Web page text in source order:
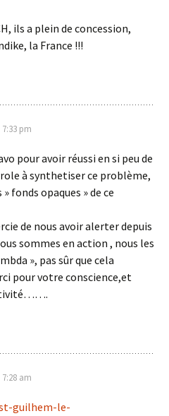
ils a plein de concession,
la France !!!
7:33 pm
pour avoir réussi en si peu de
à synthetiser ce problème,
fonds opaques » de ce
de nous avoir alerter depuis
sommes en action , nous les
», pas sûr que cela
pour votre conscience,et
7:28 am
guilhem-le-